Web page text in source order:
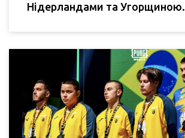
Нідерландами та Угорщиною.